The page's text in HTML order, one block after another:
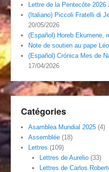
Lettre de la Pentecôte 2026
(Italiano) Piccoli Fratelli di
20/05/2026
(Español) Horeb Ekumene,
Note de soutien au pape
(Español) Crónica Mes de
17/04/2026
Catégories
Asamblea Mundial 2025 (4)
Assemblée (18)
Lettres (109)
Lettres de Aurelio(33)
Lettres de Carlos